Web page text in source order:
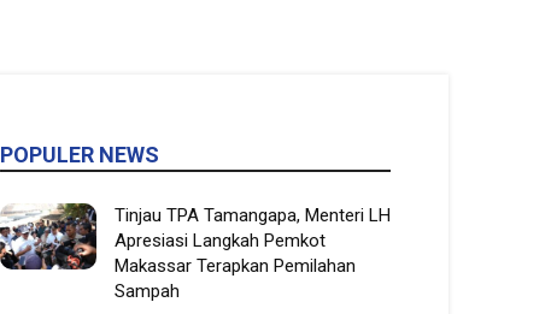
POPULER NEWS
Tinjau TPA Tamangapa, Menteri LH
Apresiasi Langkah Pemkot
Makassar Terapkan Pemilahan
Sampah